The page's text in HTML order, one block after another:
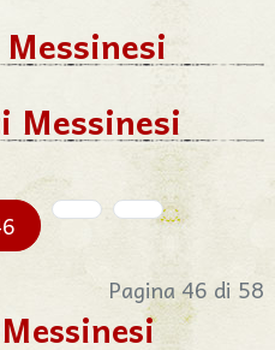
Messinesi
Pagina 46 di 58